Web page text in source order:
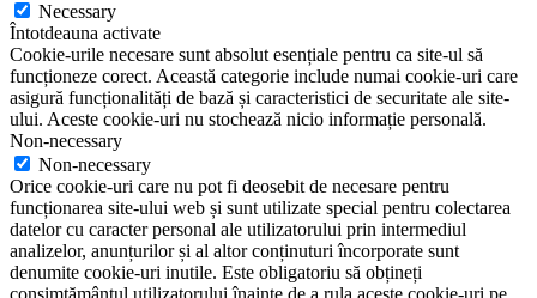
Necessary
Întotdeauna activate
Cookie-urile necesare sunt absolut esențiale pentru ca site-ul să
funcționeze corect. Această categorie include numai cookie-uri care
asigură funcționalități de bază și caracteristici de securitate ale site-
ului. Aceste cookie-uri nu stochează nicio informație personală.
Non-necessary
Non-necessary
Orice cookie-uri care nu pot fi deosebit de necesare pentru
funcționarea site-ului web și sunt utilizate special pentru colectarea
datelor cu caracter personal ale utilizatorului prin intermediul
analizelor, anunțurilor și al altor conținuturi încorporate sunt
denumite cookie-uri inutile. Este obligatoriu să obțineți
consimțământul utilizatorului înainte de a rula aceste cookie-uri pe